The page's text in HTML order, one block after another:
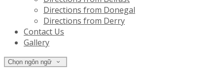
Directions from Donegal
Directions from Derry
Contact Us
Gallery
Chọn ngôn ngữ